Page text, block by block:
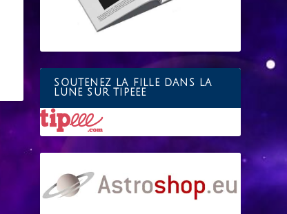
SOUTENEZ LA FILLE DANS LA
LUNE SUR TIPEEE